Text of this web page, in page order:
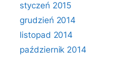
styczeń 2015
grudzień 2014
listopad 2014
październik 2014